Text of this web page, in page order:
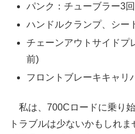
パンク：チューブラー3
ハンドルクランプ、シ
チェーンアウトサイドプ
前)
フロントブレーキキャリ
私は、700Cロードに乗り
トラブルは少ないかもしれ